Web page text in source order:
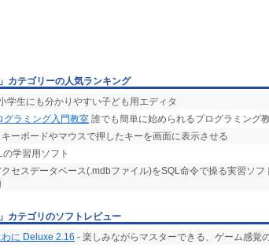
カテゴリーの人気ランキング
学生にも分かりやすい子ども用エディタ
グラミング入門教室 誰でも簡単に始められるプログラミング
キーボードやマウスで押したキーを画面に表示させる
の学習用ソフト
クセスデータベース(.mdbファイル)をSQL命令で操る実習ソフ
カテゴリのソフトレビュー
に Deluxe 2.16 - 楽しみながらマスターできる、ゲーム感覚